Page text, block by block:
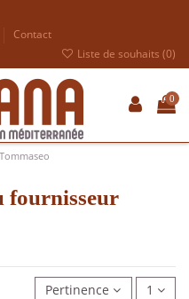
Contact
Liste de souhaits (0)
0
fournisseur
Pertinence 1